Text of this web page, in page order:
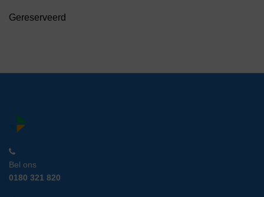
Gereserveerd
Bel ons
0180 321 820